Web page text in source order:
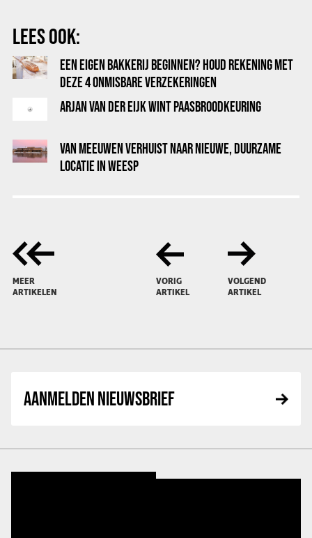
LEES OOK:
EEN EIGEN BAKKERIJ BEGINNEN? HOUD REKENING MET
DEZE 4 ONMISBARE VERZEKERINGEN
ARJAN VAN DER EIJK WINT PAASBROODKEURING
VAN MEEUWEN VERHUIST NAAR NIEUWE, DUURZAME
LOCATIE IN WEESP
MEER
ARTIKELEN
VORIG
ARTIKEL
VOLGEND
ARTIKEL
AANMELDEN NIEUWSBRIEF